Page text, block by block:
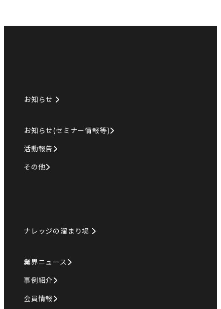
お知らせ
お知らせ(セミナー情報等)
活動報告
その他
ナレッジの溜まり場
業界ニュース
事例紹介
会員情報